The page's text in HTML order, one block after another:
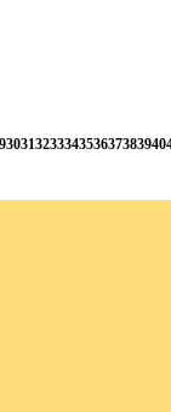
3031323334353637383940